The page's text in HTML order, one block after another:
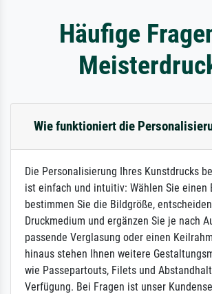
Häufige
Wie funktioniert die
Die Personalisierung Ihres Kunstdrucks
ist einfach und intuitiv: Wählen Sie einen
bestimmen Sie die Bildgröße,
Druckmedium und ergänzen Sie je nach
passende Verglasung oder einen
hinaus stehen Ihnen weitere
wie Passepartouts, Filets und
Verfügung. Bei Fragen ist unser